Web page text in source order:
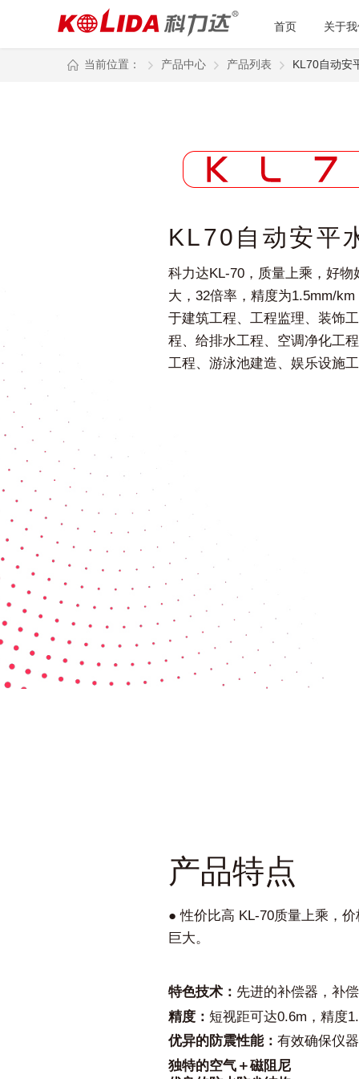
首页 关于
当前位置： 产品中心 产品列表 KL70自动安
KL70自动安平
科力达KL-70，质量上乘，好物
大，32倍率，精度为1.5mm/
于建筑工程、工程监理、装饰
程、给排水工程、空调净化工
工程、游泳池建造、娱乐设施
产品特点
● 性价比高 KL-70质量上乘，
巨大。
特色技术： 先进的补偿器，补
精度： 短视距可达0.6m，精度
优异的防震性能： 有效确保仪
独特的空气＋磁阻尼